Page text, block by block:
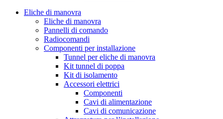
Eliche di manovra
Eliche di manovra
Pannelli di comando
Radiocomandi
Componenti per installazione
Tunnel per eliche di manovra
Kit tunnel di poppa
Kit di isolamento
Accessori elettrici
Componenti
Cavi di alimentazione
Cavi di comunicazione